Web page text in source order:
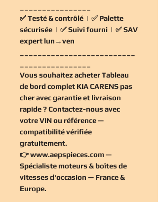
✅Testé & contrôlé | ✅ Palette
sécurisée | ✅Suivi fourni | ✅SAV
expert lun→ven
Vous souhaitez acheter Tableau
de bord complet KIA CARENS pas
cheravec garantie et livraison
rapide ? Contactez-nous avec
votre VIN ou référence —
compatibilité vérifiée
gratuitement.
👉www.aepspieces.com—
Spécialiste moteurs & boîtes de
vitesses d'occasion — France &
Europe.